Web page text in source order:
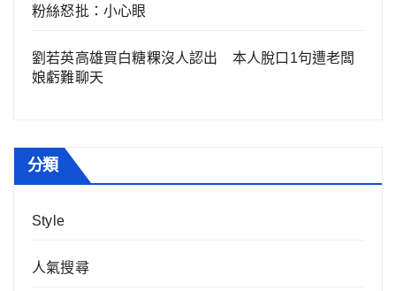
粉絲怒批：小心眼
劉若英高雄買白糖粿沒人認出 本人脫口1句遭老闆
娘虧難聊天
分類
Style
人氣搜尋